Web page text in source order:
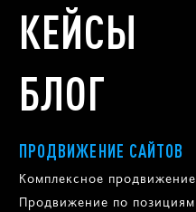
КЕЙСЫ
БЛОГ
ПРОДВИЖЕНИЕ САЙТОВ
Комплексное продвижение
Продвижение по позициям